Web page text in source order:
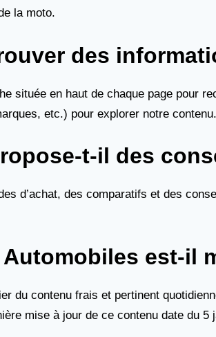
la moto.
des
située en haut de chaque page pour
etc.) pour explorer notre contenu.
t-il des
d’achat, des comparatifs et des
est-il
du contenu frais et pertinent
mise à jour de ce contenu date du 5